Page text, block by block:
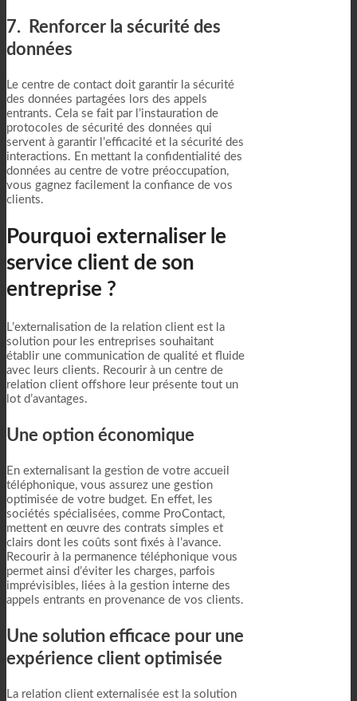
7. Renforcer la sécurité des
données
Le centre de contact doit garantir la sécurité
des données partagées lors des appels
entrants. Cela se fait par l’instauration de
protocoles de sécurité des données qui
servent à garantir l’efficacité et la sécurité des
interactions. En mettant la confidentialité des
données au centre de votre préoccupation,
vous gagnez facilement la confiance de vos
clients.
Pourquoi externaliser le
service client de son
entreprise ?
L’externalisation de la relation client est la
solution pour les entreprises souhaitant
établir une communication de qualité et fluide
avec leurs clients. Recourir à un centre de
relation client offshore leur présente tout un
lot d’avantages.
Une option économique
En externalisant la gestion de votre accueil
téléphonique, vous assurez une gestion
optimisée de votre budget. En effet, les
sociétés spécialisées, comme ProContact,
mettent en œuvre des contrats simples et
clairs dont les coûts sont fixés à l’avance.
Recourir à la permanence téléphonique vous
permet ainsi d’éviter les charges, parfois
imprévisibles, liées à la gestion interne des
appels entrants en provenance de vos clients.
Une solution efficace pour une
expérience client optimisée
La relation client externalisée est la solution